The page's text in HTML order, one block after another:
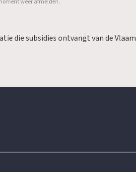
die subsidies ontvangt van de